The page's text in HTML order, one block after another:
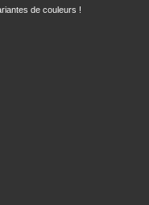
de couleurs !